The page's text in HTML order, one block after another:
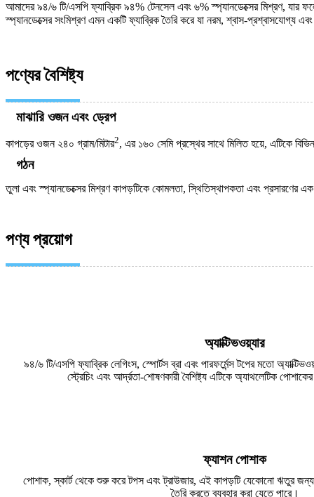
আমাদের ৯৪/৬ টি/এসপি ফ্যাব্রিক ৯৪% টেনসেল এবং ৬% স্প্যানডেক্সের মিশ্রণ, যার
স্প্যানডেক্সের সংমিশ্রণ এমন একটি ফ্যাব্রিক তৈরি করে যা নরম, শ্বাস-প্রশ্বাসযোগ্য
পণ্যের বৈশিষ্ট্য
মাঝারি ওজন এবং ড্রেপ
কাপড়ের ওজন ২৪০ গ্রাম/মিটার2, এর ১৬০ সেমি প্রস্থের সাথে মিলিত হয়ে, এটিকে
গঠন
তুলা এবং স্প্যানডেক্সের মিশ্রণ কাপড়টিকে কোমলতা, স্থিতিস্থাপকতা এবং
পণ্য প্রয়োগ
অ্যাক্টিভওয়্যার
৯৪/৬ টি/এসপি ফ্যাব্রিক লেগিংস, স্পোর্টস ব্রা এবং পারফর্মেন্স টপের মতো
স্ট্রেচিং এবং আর্দ্রতা-শোষণকারী বৈশিষ্ট্য এটিকে অ্যাথলেটিক
ফ্যাশন পোশাক
পোশাক, স্কার্ট থেকে শুরু করে টপস এবং ট্রাউজার, এই কাপড়টি যেকোনো ঋতুর জন্য
তৈরি করতে ব্যবহার করা যেতে পারে।